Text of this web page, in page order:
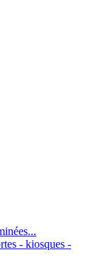
- kiosques -